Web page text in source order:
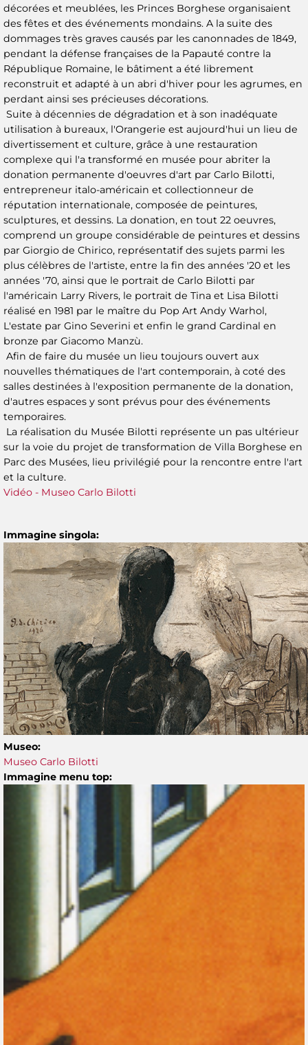
décorées et meublées, les Princes Borghese organisaient
des fêtes et des événements mondains. A la suite des
dommages très graves causés par les canonnades de 1849,
pendant la défense françaises de la Papauté contre la
République Romaine, le bâtiment a été librement
reconstruit et adapté à un abri d'hiver pour les agrumes, en
perdant ainsi ses précieuses décorations.
Suite à décennies de dégradation et à son inadéquate
utilisation à bureaux, l'Orangerie est aujourd'hui un lieu de
divertissement et culture, grâce à une restauration
complexe qui l'a transformé en musée pour abriter la
donation permanente d'oeuvres d'art par Carlo Bilotti,
entrepreneur italo-américain et collectionneur de
réputation internationale, composée de peintures,
sculptures, et dessins. La donation, en tout 22 oeuvres,
comprend un groupe considérable de peintures et dessins
par Giorgio de Chirico, représentatif des sujets parmi les
plus célèbres de l'artiste, entre la fin des années '20 et les
années '70, ainsi que le portrait de Carlo Bilotti par
l'américain Larry Rivers, le portrait de Tina et Lisa Bilotti
réalisé en 1981 par le maître du Pop Art Andy Warhol,
L'estate par Gino Severini et enfin le grand Cardinal en
bronze par Giacomo Manzù.
Afin de faire du musée un lieu toujours ouvert aux
nouvelles thématiques de l'art contemporain, à coté des
salles destinées à l'exposition permanente de la donation,
d'autres espaces y sont prévus pour des événements
temporaires.
La réalisation du Musée Bilotti représente un pas ultérieur
sur la voie du projet de transformation de Villa Borghese en
Parc des Musées, lieu privilégié pour la rencontre entre l'art
et la culture.
Vidéo - Museo Carlo Bilotti
Immagine singola:
Museo:
Museo Carlo Bilotti
Immagine menu top: